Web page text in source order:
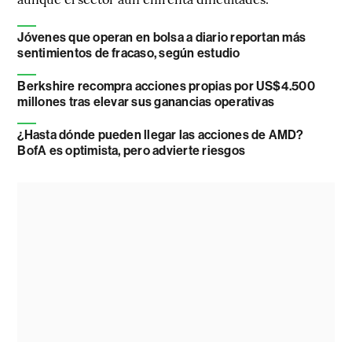
Jóvenes que operan en bolsa a diario reportan más
sentimientos de fracaso, según estudio
Berkshire recompra acciones propias por US$4.500
millones tras elevar sus ganancias operativas
¿Hasta dónde pueden llegar las acciones de AMD?
BofA es optimista, pero advierte riesgos